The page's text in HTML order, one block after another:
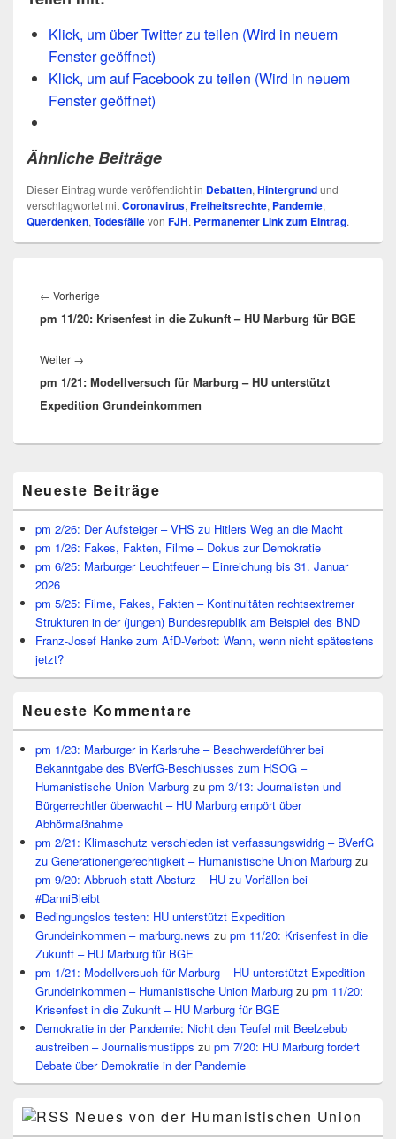
Klick, um über Twitter zu teilen (Wird in neuem
Fenster geöffnet)
Klick, um auf Facebook zu teilen (Wird in neuem
Fenster geöffnet)
Ähnliche Beiträge
Dieser Eintrag wurde veröffentlicht in Debatten, Hintergrundund
verschlagwortet mitCoronavirus, Freiheitsrechte, Pandemie,
Querdenken, Todesfällevon FJH. Permanenter Link zum Eintrag.
← Vorherige
Beitrag:
pm 11/20: Krisenfest in die Zukunft – HU Marburg für BGE
Weiter →
Beitrag:
pm 1/21: Modellversuch für Marburg – HU unterstützt
Expedition Grundeinkommen
Seitenleisten
Widget-
Bereich
Neueste Beiträge
pm 2/26: Der Aufsteiger – VHS zu Hitlers Weg an die Macht
pm 1/26: Fakes, Fakten, Filme – Dokus zur Demokratie
pm 6/25: Marburger Leuchtfeuer – Einreichung bis 31. Januar
2026
pm 5/25: Filme, Fakes, Fakten – Kontinuitäten rechtsextremer
Strukturen in der (jungen) Bundesrepublik am Beispiel des BND
Franz-Josef Hanke zum AfD-Verbot: Wann, wenn nicht spätestens
jetzt?
Neueste Kommentare
pm 1/23: Marburger in Karlsruhe – Beschwerdeführer bei
Bekanntgabe des BVerfG-Beschlusses zum HSOG –
Humanistische Union Marburg zu pm 3/13: Journalisten und
Bürgerrechtler überwacht – HU Marburg empört über
Abhörmaßnahme
pm 2/21: Klimaschutz verschieden ist verfassungswidrig – BVerfG
zu Generationengerechtigkeit – Humanistische Union Marburg zu
pm 9/20: Abbruch statt Absturz – HU zu Vorfällen bei
#DanniBleibt
Bedingungslos testen: HU unterstützt Expedition
Grundeinkommen – marburg.news zu pm 11/20: Krisenfest in die
Zukunft – HU Marburg für BGE
pm 1/21: Modellversuch für Marburg – HU unterstützt Expedition
Grundeinkommen – Humanistische Union Marburg zu pm 11/20:
Krisenfest in die Zukunft – HU Marburg für BGE
Demokratie in der Pandemie: Nicht den Teufel mit Beelzebub
austreiben – Journalismustipps zu pm 7/20: HU Marburg fordert
Debate über Demokratie in der Pandemie
Neues von der Humanistischen Union